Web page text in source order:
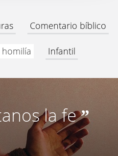
Comentario bíblico
Infantil
la fe”